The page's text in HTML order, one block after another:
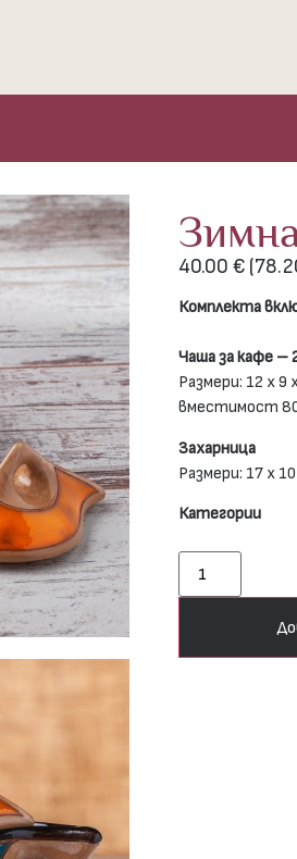
40.00€
Комплекта
Чаша за кафе –
Размери: 12 х 9
вместимост
Захарница
Размери: 17 х
Категории